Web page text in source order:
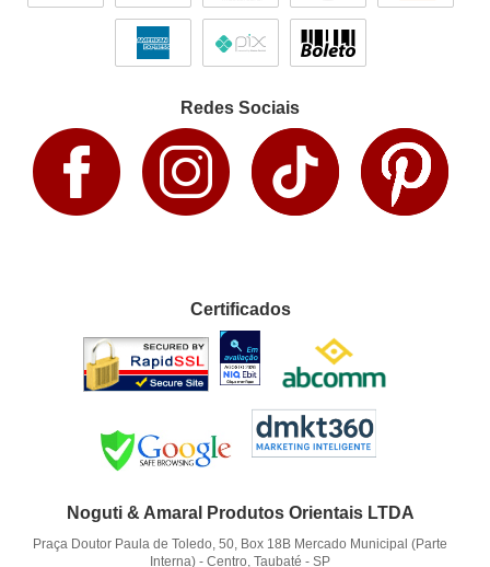
Redes Sociais
Certificados
Noguti & Amaral Produtos Orientais LTDA
Praça Doutor Paula de Toledo, 50, Box 18B Mercado Municipal (Parte
Interna) -Centro, Taubaté -SP